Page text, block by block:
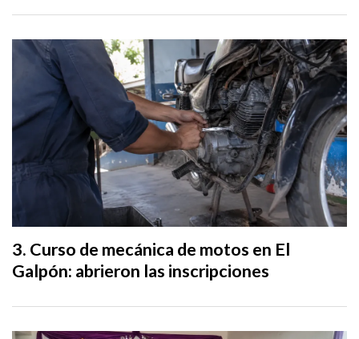
Curso de mecánica de motos en El
Galpón: abrieron las inscripciones